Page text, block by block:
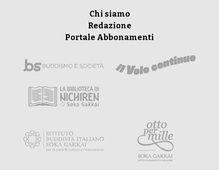
Chi siamo
Redazione
Portale Abbonamenti